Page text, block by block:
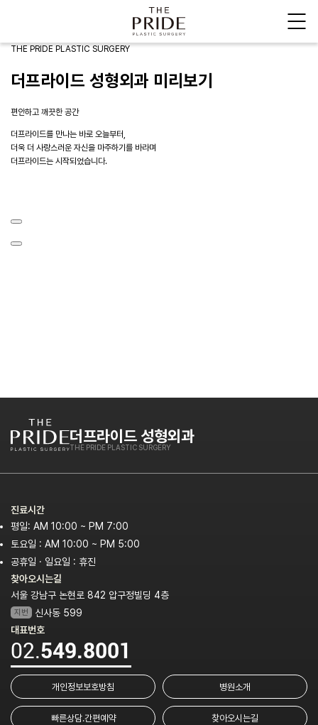
THE PRIDE PLASTIC SURGERY
더프라이드 성형외과 미리보기
편안하고 깨끗한 공간
더프라이드를 만나는 바로 오늘부터,
더욱 더 사랑스러운 자신을 마주하기를 바라며
더프라이드는 시작되었습니다.
더프라이드 성형외과
THE PRIDE PLASTIC SURGERY
진료시간
평일: AM 10:00 ~ PM 7:00
토요일 : AM 10:00 ~ PM 5:00
공휴일 · 일요일 : 휴진
찾아오시는길
서울 강남구 논현로 842 압구정빌딩 4층
지번
신사동 599
대표번호
02.549.8001
개인정보보호방침 병원소개
빠른상담.간편예약
찾아오시는길